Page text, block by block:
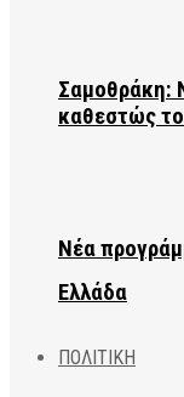
Νέα
Ελλάδα
ΠΟΛΙΤΙΚΗ
Σαμοθράκη:
καθεστώς